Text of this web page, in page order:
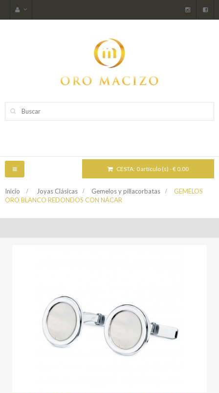
CESTA: 0 artículo (s) - € 0.00
NAVEGACIÓN
TOGGLE
Inicio > Joyas Clásicas > Gemelos y pillacorbatas >
GEMELOS
ORO BLANCO REDONDOS CON NÁCAR